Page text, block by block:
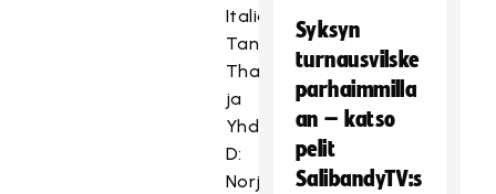
Italia,
Tanska,
Thaimaa
ja
Yhdysvallat
D:
Norja,
Syksyn
turnausvilske
parhaimmilla
an – katso
pelit
SalibandyTV:s